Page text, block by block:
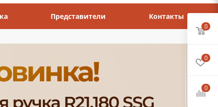
Представители Контакты
0
0
0